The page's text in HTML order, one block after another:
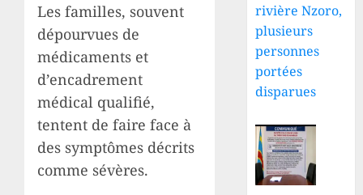
Les familles, souvent
dépourvues de
médicaments et
d’encadrement
médical qualifié,
tentent de faire face à
des symptômes décrits
comme sévères.
rivière Nzoro,
plusieurs
personnes
portées
disparues